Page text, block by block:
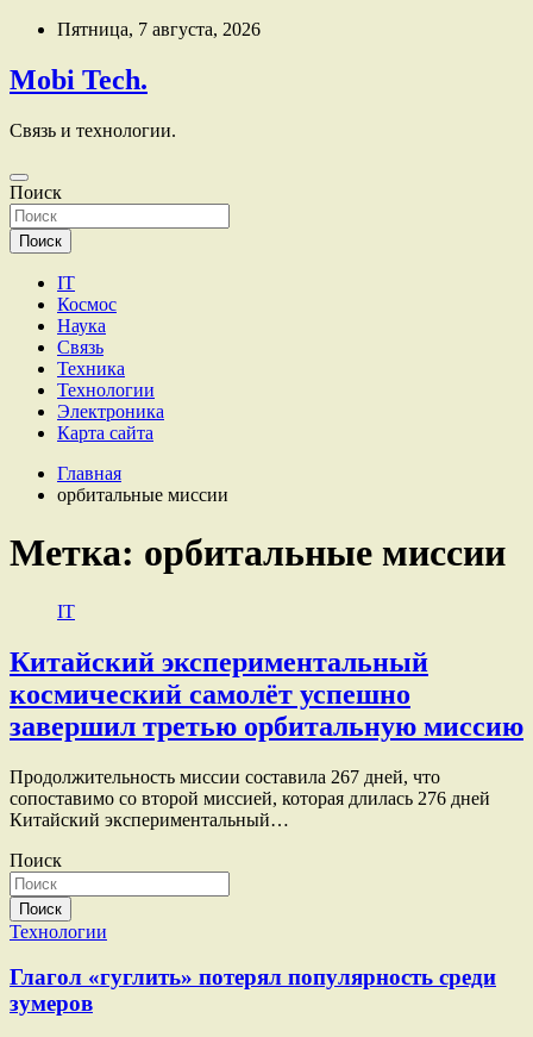
Перейти
содержимому
Пятница, 7 августа, 2026
Mobi Tech.
Связь и технологии.
Поиск
Поиск
IT
Космос
Наука
Связь
Техника
Технологии
Электроника
Карта сайта
Главная
орбитальные миссии
Метка: орбитальные миссии
IT
Китайский экспериментальный
космический самолёт успешно
завершил третью орбитальную миссию
Продолжительность миссии составила 267 дней, что
сопоставимо со второй миссией, которая длилась 276 дней
Китайский экспериментальный…
Поиск
Поиск
Технологии
Глагол «гуглить» потерял популярность среди
зумеров